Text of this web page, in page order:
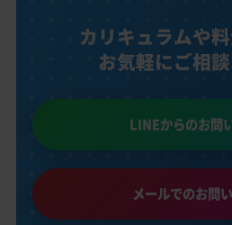
カリキュラムや
お気軽にご相
LINEからのお問
メールでのお問